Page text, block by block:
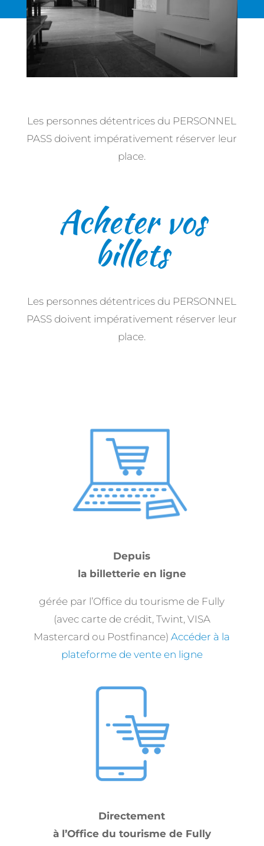
Les personnes détentrices du PERSONNEL
PASS doivent impérativement réserver leur
place.
Acheter vos
billets
Les personnes détentrices du PERSONNEL
PASS doivent impérativement réserver leur
place.
Depuis
la billetterie en ligne
gérée par l’Office du tourisme de Fully
(avec carte de crédit, Twint, VISA
Mastercard ou Postfinance) Accéder à la
plateforme de vente en ligne
Directement
à l’Office du tourisme de Fully